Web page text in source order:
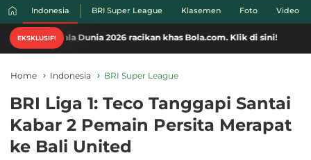
Indonesia BRI Super League Klasemen Foto Video
EKSKLUSIF!
Dunia 2026 racikan khas Bola.com. Klik di sini!
Home Indonesia BRI Super League
BRI Liga 1: Teco Tanggapi Santai
Kabar 2 Pemain Persita Merapat
ke Bali United